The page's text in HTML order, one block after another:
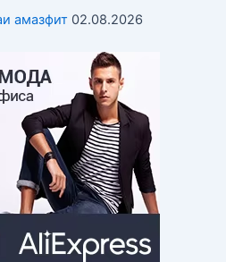
амазфит 02.08.2026